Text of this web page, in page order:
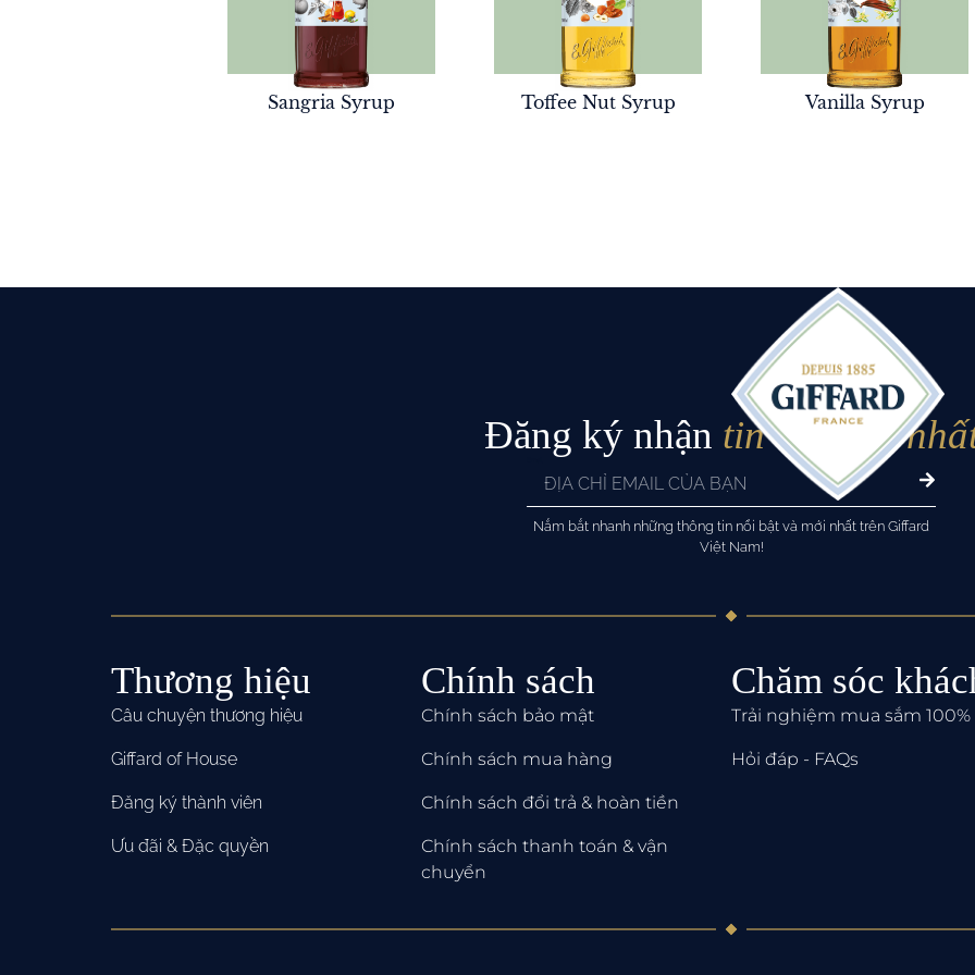
Sangria Syrup Toffee Nut Syrup Vanilla Syrup
Đăng ký nhận tin tức mới
Nắm bắt nhanh những thông tin nổi bật và mới nhất trên Giffard
Việt Nam!
Thương hiệu
Câu chuyện thương hiệu
Giffard of House
Đăng ký thành viên
Ưu đãi & Đặc quyền
Chính sách
Chính sách bảo mật
Chính sách mua hàng
Chính sách đổi trả & hoàn tiền
Chính sách thanh toán & vận
chuyển
Chăm sóc
Trải nghiệm mua sắm
Hỏi đáp - FAQs